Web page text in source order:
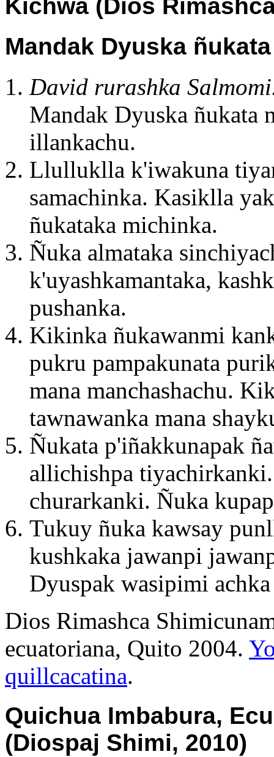
Kichwa (Dios
Mandak Dyuska
David rurashka
Mandak Dyuska ñukata
illankachu.
Llulluklla k'iwakuna
samachinka. Kasiklla
ñukataka michinka.
Ñuka almataka
k'uyashkamantaka,
pushanka.
Kikinka ñukawanmi
pukru pampakunata
mana manchashachu.
tawnawanka mana
Ñukata p'iñakkunapak
allichishpa
churarkanki. Ñuka
Tukuy ñuka kawsay
kushkaka jawanpi
Dyuspak wasipimi
Dios Rimashca
ecuatoriana, Quito 2004.
quillcacatina.
Quichua Imbabura,
(Diospaj Shimi, 2010)